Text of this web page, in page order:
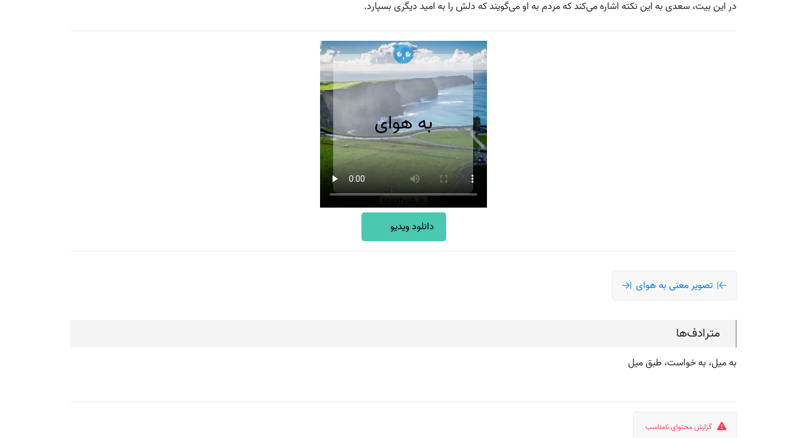
در این بیت، سعدی به این نکته اشاره می‌کند که مردم به او می‌گویند که دلش را به امید دیگری بسپارد.
دانلود ویدیو
تصویر معنی به هوای
مترادف‌ها
به میل، به خواست، طبق میل
گزارش محتوای نامناسب